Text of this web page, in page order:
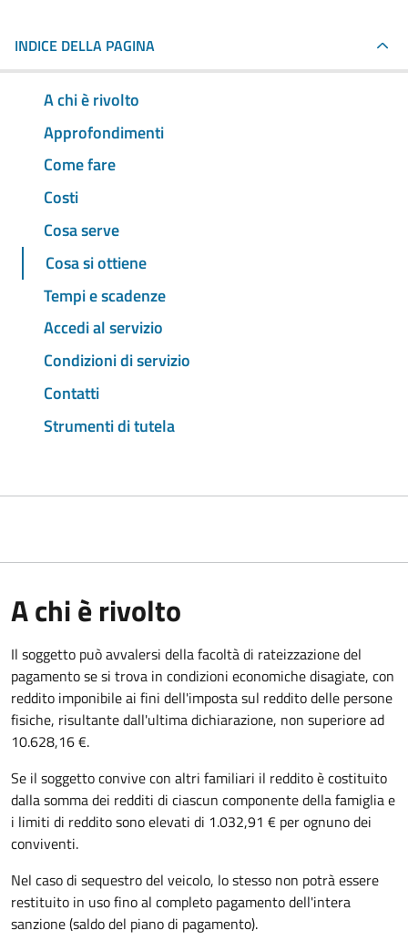
INDICE DELLA PAGINA
A chi è rivolto
Approfondimenti
Come fare
Costi
Cosa serve
Cosa si ottiene
Tempi e scadenze
Accedi al servizio
Condizioni di servizio
Contatti
Strumenti di tutela
A chi è rivolto
Il soggetto può avvalersi della facoltà di rateizzazione del
pagamento se si trova in condizioni economiche disagiate, con
reddito imponibile ai fini dell'imposta sul reddito delle persone
fisiche, risultante dall'ultima dichiarazione, non superiore ad
10.628,16 €.
Se il soggetto convive con altri familiari il reddito è costituito
dalla somma dei redditi di ciascun componente della famiglia e
i limiti di reddito sono elevati di 1.032,91 € per ognuno dei
conviventi.
Nel caso di sequestro del veicolo, lo stesso non potrà essere
restituito in uso fino al completo pagamento dell'intera
sanzione (saldo del piano di pagamento).